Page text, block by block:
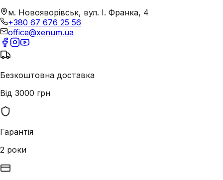
м. Новояворівськ, вул. І. Франка, 4
+380 67 676 25 56
office@xenum.ua
Безкоштовна доставка
Від 3000 грн
Гарантія
2 роки